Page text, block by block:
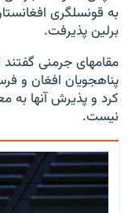
به قونسلگری
برلین پذیرفت.
مقامهای جرمنی گفتند
پناهجویان افغان و
کرد و پذیرش آنها
نیست.